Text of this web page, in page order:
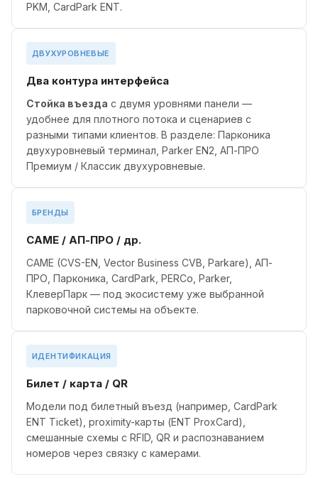
PKM, CardPark ENT.
ДВУХУРОВНЕВЫЕ
Два контура интерфейса
Стойка въезда с двумя уровнями панели —
удобнее для плотного потока и сценариев с
разными типами клиентов. В разделе: Парконика
двухуровневый терминал, Parker EN2, АП-ПРО
Премиум / Классик двухуровневые.
БРЕНДЫ
CAME / АП-ПРО / др.
CAME (CVS-EN, Vector Business CVB, Parkare), АП-
ПРО, Парконика, CardPark, PERCo, Parker,
КлеверПарк — под экосистему уже выбранной
парковочной системы на объекте.
ИДЕНТИФИКАЦИЯ
Билет / карта / QR
Модели под билетный въезд (например, CardPark
ENT Ticket), proximity-карты (ENT ProxCard),
смешанные схемы с RFID, QR и распознаванием
номеров через связку с камерами.